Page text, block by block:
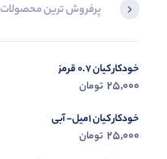
پرفروش ترین محصولات
خودکار کیان 0.7 قرمز
25,000 تومان
خودکار کیان 1میل- آبی
25,000 تومان